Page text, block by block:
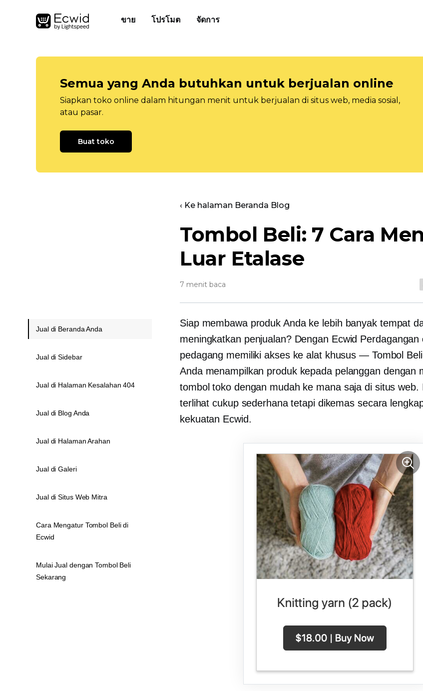
ขาย โปรโมต จัดการ
Semua yang Anda butuhkan untuk berjualan online
Siapkan toko online dalam hitungan menit untuk berjualan di situs web, media sosial,
atau pasar.
Buat toko
‹ Ke halaman Beranda Blog
Tombol Beli: 7 Cara
Luar Etalase
7 menit baca
Siap membawa produk Anda ke lebih banyak tempat
meningkatkan penjualan? Dengan Ecwid Perdagangan
pedagang memiliki akses ke alat khusus — Tombol
Anda menampilkan produk kepada pelanggan dengan
tombol toko dengan mudah ke mana saja di situs web.
terlihat cukup sederhana tetapi dikemas secara
kekuatan Ecwid.
Jual di Beranda Anda
Jual di Sidebar
Jual di Halaman Kesalahan 404
Jual di Blog Anda
Jual di Halaman Arahan
Jual di Galeri
Jual di Situs Web Mitra
Cara Mengatur Tombol Beli di
Ecwid
Mulai Jual dengan Tombol Beli
Sekarang